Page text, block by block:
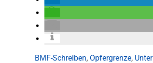
BMF-Schreiben, Opfergrenze,